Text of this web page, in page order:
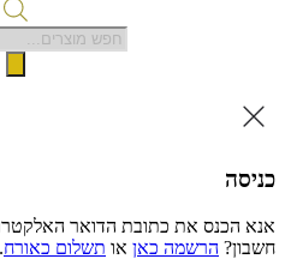
Products
search
כניסה
אנא הכנס את כתובת הדואר
חשבון? הרשמה כאןאו תשלום כאורח.